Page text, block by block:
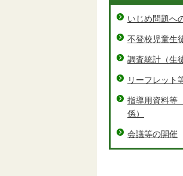
いじめ問題へ
不登校児童生
調査統計（生
リーフレット
指導用資料等
係）
会議等の開催